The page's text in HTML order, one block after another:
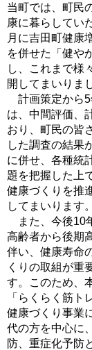
当町では、町民
康に暮らしてい
月に吉田町健康
を併せた「健や
し、これまで様
開してまいりま
計画策定から5
は、中間評価、
おり、町民の皆
した調査の結果
に併せ、各種統
題を把握した上
健康づくりを推
してまいります。
また、今後10
高齢者から後期
伴い、健康寿命
くりの取組が重
す。このため、
「らくらく筋ト
健康づくり事業
代の方を中心に
防、重症化予防